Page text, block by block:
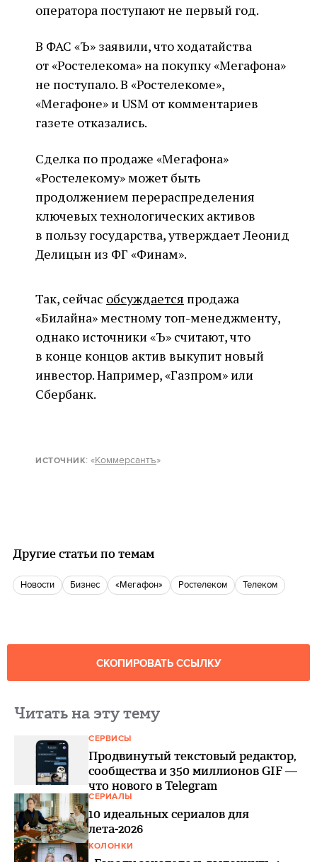
оператора поступают не первый год.
В ФАС «Ъ» заявили, что ходатайства
от «Ростелекома» на покупку «Мегафона»
не поступало. В «Ростелекоме»,
«Мегафоне» и USM от комментариев
газете отказались.
Сделка по продаже «Мегафона»
«Ростелекому» может быть
продолжением перераспределения
ключевых технологических активов
в пользу государства, утверждает Леонид
Делицын из ФГ «Финам».
Так, сейчас обсуждается продажа
«Билайна» местному топ-менеджменту,
однако источники «Ъ» считают, что
в конце концов актив выкупит новый
инвестор. Например, «Газпром» или
Сбербанк.
ИСТОЧНИК: «Коммерсантъ»
Другие статьи по темам
новости бизнес «Мегафон» Ростелеком телеком
СКОПИРОВАТЬ ССЫЛКУ
Читать на эту тему
СЕРВИСЫ
Продвинутый текстовый редактор,
сообщества и 350 миллионов GIF —
что нового в Telegram
СЕРИАЛЫ
10 идеальных сериалов для
лета-2026
КОЛОНКИ